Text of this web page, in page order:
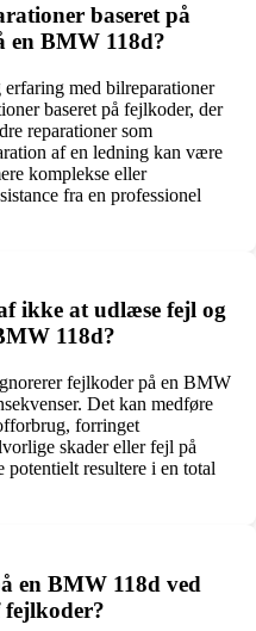
baseret på
en BMW 118d?
med bilreparationer
baseret på fejlkoder, der
reparationer som
af en ledning kan være
komplekse eller
fra en professionel
ikke at udlæse fejl og
118d?
fejlkoder på en BMW
Det kan medføre
forringet
skader eller fejl på
potentielt resultere i en total
en BMW 118d ved